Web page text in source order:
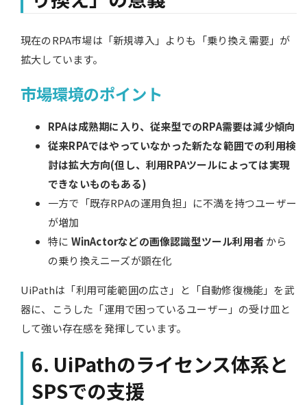
現在のRPA市場は「新規導入」よりも「乗り換え需要」が
拡大しています。
市場環境のポイント
RPAは成熟期に入り、従来型でのRPA需要は減少傾向
従来RPAではやっていなかった新たな範囲での利用検
討は拡大方向(但し、利用RPAツールによっては実現
できないものもある)
一方で「既存RPAの運用負担」に不満を持つユーザー
が増加
特に WinActorなどの画像認識型ツール利用者から
の乗り換えニーズが顕在化
UiPathは「利用可能範囲の広さ」と「自動修復機能」を武
器に、こうした「運用で困っているユーザー」の受け皿と
して強い存在感を発揮しています。
6. UiPathのライセンス体系と
SPSでの支援